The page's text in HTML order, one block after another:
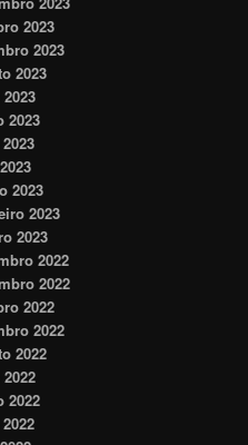
2023
2023
2023
2023
2023
2023
2023
2022
2022
2022
2022
2022
2022